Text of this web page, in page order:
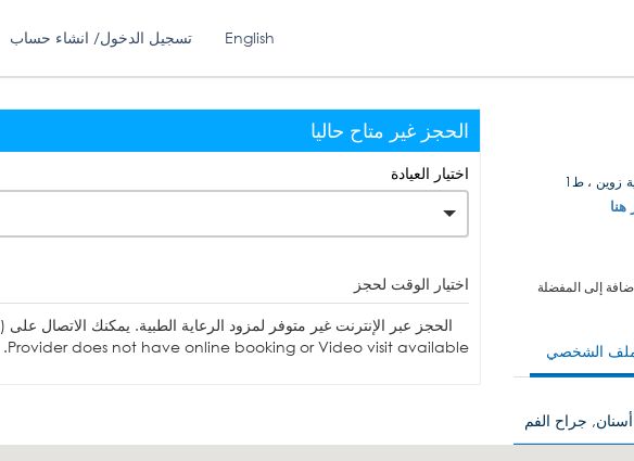
تسجيل الدخول/ انشاء حساب English
زوين ، ط1
هنا
إلى المفضلة
الشخصي
جراح الفم
الحجز غير متاح حاليا
اختيار العيادة
اختيار الوقت لحجز
الحجز عبر الإنترنت غير متوفر لمزود الرعاية الطبية. يمكنك الاتصال على (03/826165) لتحديد موعد!
Provider does not have online booking or Video visit available.